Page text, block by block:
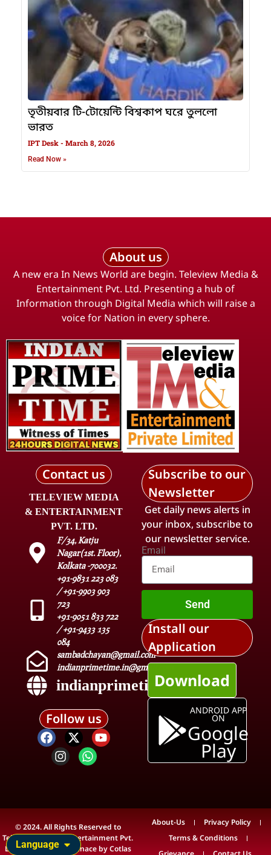
তৃতীয়বার টি-টোয়েন্টি বিশ্বকাপ ঘরে তুললো
ভারত
IPT Desk March 8, 2026
Read Now »
Language
About us
A new era In News World are begin. Teleview Media &
Entertainment Pvt. Ltd. Presenting a hub of
Information through Digital Media which will raise a
voice for Nation in every sphere.
Contact us
TELEVIEW MEDIA
& ENTERTAINMENT
PVT. LTD.
F/34, Katju
Nagar(1st. Floor),
Kolkata -700032.
+91-9831 223 083
/ +91-9903 903
723
+91-9051 833 722
/ +91-9433 135
084
sambadchayan@gmail.com
indianprimetime.in@gmail.com
indianprimetime.in
Follow us
Subscribe to our
Newsletter
Get daily news alerts in
your inbox, subscribe to
our newsletter service.
Email
Send
Install our
Application
Download
ANDROID APP
ON
Google
Play
© 2024. All Rights Reserved to
Teleview Media & Entertainment Pvt.
Ltd. Technical Maintenace byCotlas
About-Us
Privacy Policy
Terms & Conditions